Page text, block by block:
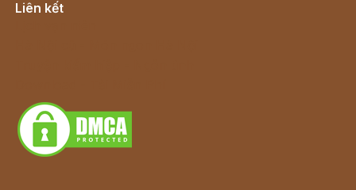
Liên kết